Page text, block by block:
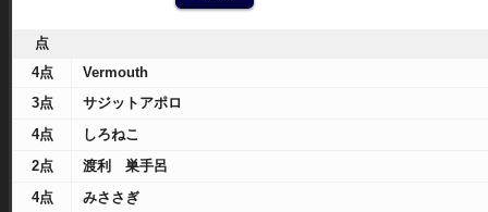
点
4点
Vermouth
3点
サジットアポロ
4点
しろねこ
2点
渡利 巣手呂
4点
みささぎ